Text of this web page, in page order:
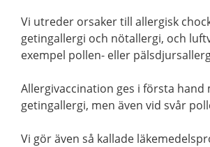
Vi utreder orsaker till allergisk
getingallergi och nötallergi, och
exempel pollen- eller
Allergivaccination ges i första hand
getingallergi, men även vid svår
Vi gör även så kallade